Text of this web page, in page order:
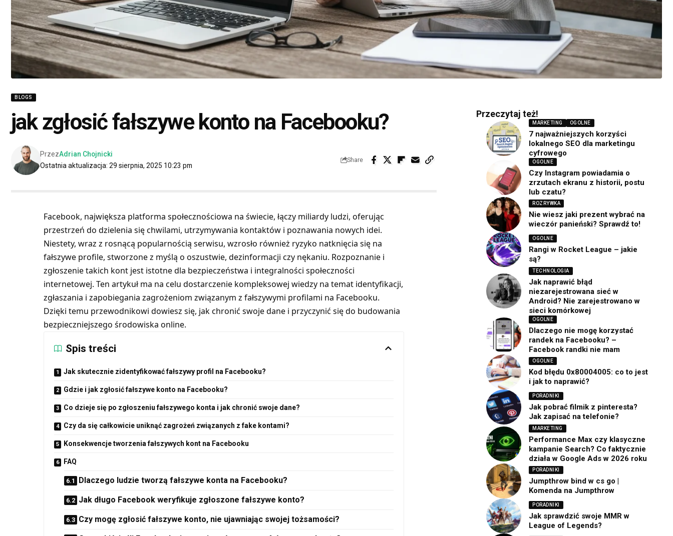
BLOGS
jak zgłosić fałszywe konto na Facebooku?
Ostatnia aktualizacja: 29 sierpnia, 2025 10:23 pm
PrzezAdrian Chojnicki
Share
Facebook, największa platforma społecznościowa na świecie, łączy miliardy ludzi, oferując
przestrzeń do dzielenia się chwilami, utrzymywania kontaktów i poznawania nowych idei.
Niestety, wraz z rosnącą popularnością serwisu, wzrosło również ryzyko natknięcia się na
fałszywe profile, stworzone z myślą o oszustwie, dezinformacji czy nękaniu. Rozpoznanie i
zgłoszenie takich kont jest istotne dla bezpieczeństwa i integralności społeczności
internetowej. Ten artykuł ma na celu dostarczenie kompleksowej wiedzy na temat identyfikacji,
zgłaszania i zapobiegania zagrożeniom związanym z fałszywymi profilami na Facebooku.
Dzięki temu przewodnikowi dowiesz się, jak chronić swoje dane i przyczynić się do budowania
bezpieczniejszego środowiska online.
Spis treści
Jak skutecznie zidentyfikować fałszywy profil na Facebooku?
Gdzie i jak zgłosić fałszywe konto na Facebooku?
Co dzieje się po zgłoszeniu fałszywego konta i jak chronić swoje dane?
Czy da się całkowicie uniknąć zagrożeń związanych z fake kontami?
Konsekwencje tworzenia fałszywych kont na Facebooku
FAQ
Dlaczego ludzie tworzą fałszywe konta na Facebooku?
Jak długo Facebook weryfikuje zgłoszone fałszywe konto?
Czy mogę zgłosić fałszywe konto, nie ujawniając swojej tożsamości?
Przeczytaj też!
MARKETING OGOLNE
7 najważniejszych korzyści
lokalnego SEO dla marketingu
cyfrowego
OGOLNE
Czy Instagram powiadamia o
zrzutach ekranu z historii, postu
lub czatu?
ROZRYWKA
Nie wiesz jaki prezent wybrać na
wieczór panieński? Sprawdź to!
OGOLNE
Rangi w Rocket League – jakie
są?
TECHNOLOGIA
Jak naprawić błąd
niezarejestrowana sieć w
Android? Nie zarejestrowano w
sieci komórkowej
OGOLNE
Dlaczego nie mogę korzystać
randek na Facebooku? –
Facebook randki nie mam
OGOLNE
Kod błędu 0x80004005: co to jest
i jak to naprawić?
PORADNIKI
Jak pobrać filmik z pinteresta?
Jak zapisać na telefonie?
MARKETING
Performance Max czy klasyczne
kampanie Search? Co faktycznie
działa w Google Ads w 2026 roku
PORADNIKI
Jumpthrow bind w cs go |
Komenda na Jumpthrow
PORADNIKI
Jak sprawdzić swoje MMR w
League of Legends?